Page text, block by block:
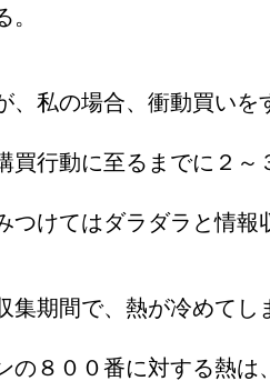
、私の場合、衝動買いを
買行動に至るまでに２～
つけてはダラダラと情報
集期間で、熱が冷めてし
の８００番に対する熱は